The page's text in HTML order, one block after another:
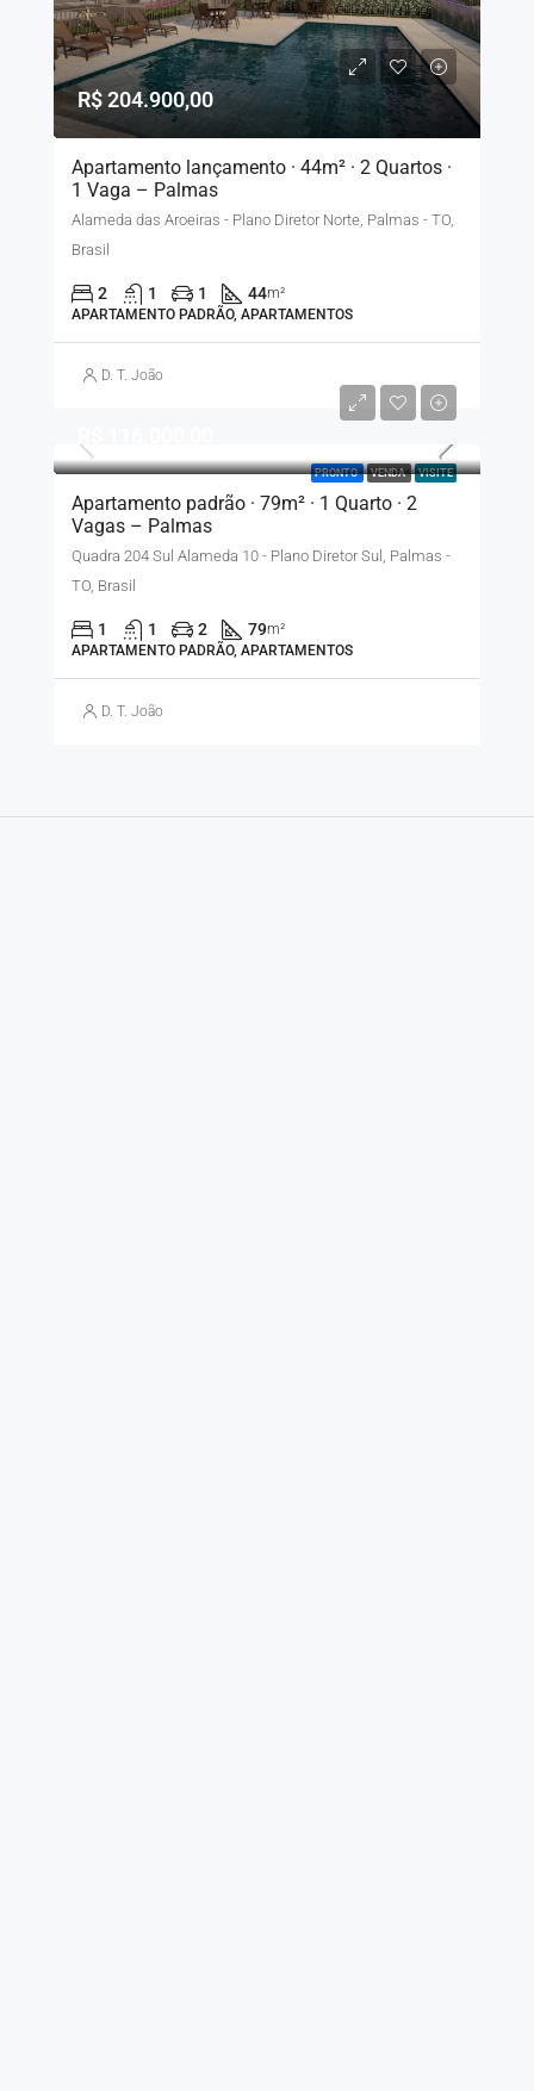
R$ 204.900,00
Apartamento lançamento · 44m² · 2 Quartos ·
1 Vaga – Palmas
Alameda das Aroeiras - Plano Diretor Norte, Palmas - TO,
Brasil
2 1 1 44m²
APARTAMENTO PADRÃO, APARTAMENTOS
D. T. João
PRONTO VENDA VISITE
Apartamento padrão · 79m² · 1 Quarto · 2
Vagas – Palmas
Quadra 204 Sul Alameda 10 - Plano Diretor Sul, Palmas -
TO, Brasil
1 1 2 79m²
APARTAMENTO PADRÃO, APARTAMENTOS
D. T. João